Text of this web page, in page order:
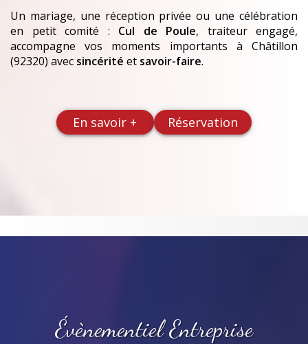
Un mariage, une réception privée ou une célébration
en petit comité : Cul de Poule, traiteur engagé,
accompagne vos moments importants à Châtillon
(92320) avec sincérité et savoir-faire.
En savoir + Réservation
Évènementiel Entreprise